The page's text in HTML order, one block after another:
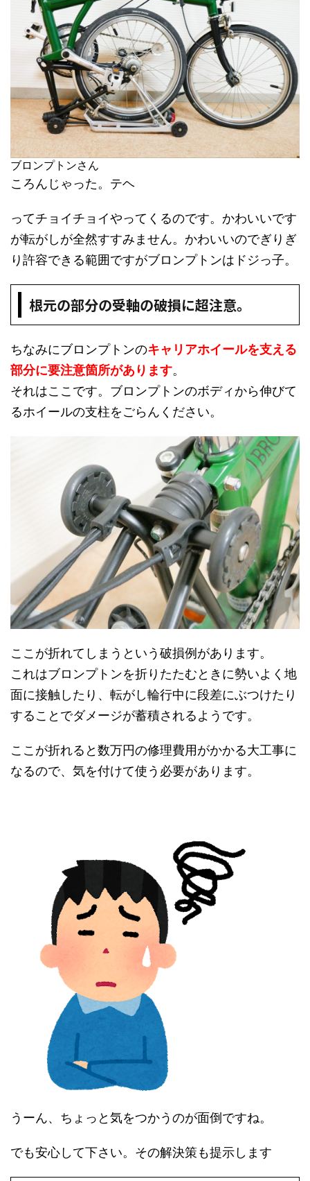
ブロンプトンさん
ころんじゃった。テヘ
ってチョイチョイやってくるのです。かわいいです
が転がしが全然すすみません。かわいいのでぎりぎ
り許容できる範囲ですがブロンプトンはドジっ子。
根元の部分の受軸の破損に超注意。
ちなみにブロンプトンのキャリアホイールを支える
部分に要注意箇所があります。
それはここです。ブロンプトンのボディから伸びて
るホイールの支柱をごらんください。
ここが折れてしまうという破損例があります。
これはブロンプトンを折りたたむときに勢いよく地
面に接触したり、転がし輪行中に段差にぶつけたり
することでダメージが蓄積されるようです。
ここが折れると数万円の修理費用がかかる大工事に
なるので、気を付けて使う必要があります。
うーん、ちょっと気をつかうのが面倒ですね。
でも安心して下さい。その解決策も提示します